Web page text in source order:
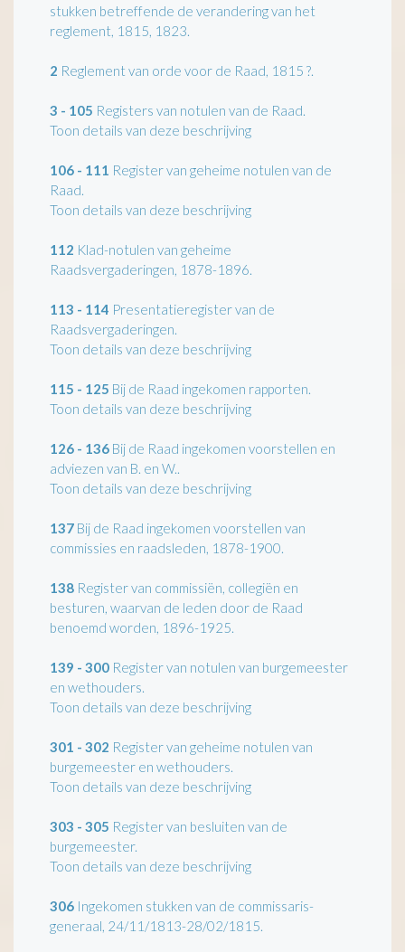
stukken betreffende de verandering van het
reglement, 1815, 1823.
2 Reglement van orde voor de Raad, 1815 ?.
3 - 105 Registers van notulen van de Raad.
Toon details van deze beschrijving
106 - 111 Register van geheime notulen van de
Raad.
Toon details van deze beschrijving
112 Klad-notulen van geheime
Raadsvergaderingen, 1878-1896.
113 - 114 Presentatieregister van de
Raadsvergaderingen.
Toon details van deze beschrijving
115 - 125 Bij de Raad ingekomen rapporten.
Toon details van deze beschrijving
126 - 136 Bij de Raad ingekomen voorstellen en
adviezen van B. en W..
Toon details van deze beschrijving
137 Bij de Raad ingekomen voorstellen van
commissies en raadsleden, 1878-1900.
138 Register van commissiën, collegiën en
besturen, waarvan de leden door de Raad
benoemd worden, 1896-1925.
139 - 300 Register van notulen van burgemeester
en wethouders.
Toon details van deze beschrijving
301 - 302 Register van geheime notulen van
burgemeester en wethouders.
Toon details van deze beschrijving
303 - 305 Register van besluiten van de
burgemeester.
Toon details van deze beschrijving
306 Ingekomen stukken van de commissaris-
generaal, 24/11/1813-28/02/1815.